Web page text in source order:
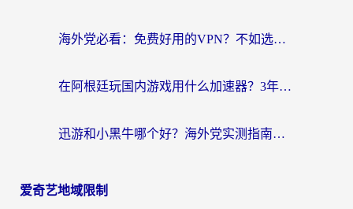
海外党必看：免费好用的VPN？不如选对转国内加速器实现无缝追剧
在阿根廷玩国内游戏用什么加速器？3年海外党亲测实用指南
迅游和小黑牛哪个好？海外党实测指南，选对中国地址加速器才能无缝刷国内资源
爱奇艺地域限制